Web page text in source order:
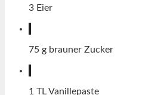
3 Eier
75 g brauner Zucker
1 TLVanillepaste